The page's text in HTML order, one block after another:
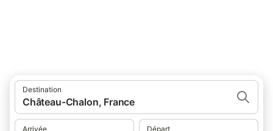
Destination
Château-Chalon, France
Arrivée Départ